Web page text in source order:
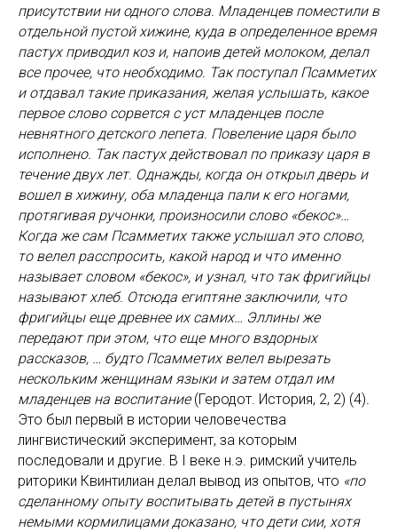
присутствии ни одного слова. Младенцев поместили в
отдельной пустой хижине, куда в определенное время
пастух приводил коз и, напоив детей молоком, делал
все прочее, что необходимо. Так поступал Псамметих
и отдавал такие приказания, желая услышать, какое
первое слово сорвется с уст младенцев после
невнятного детского лепета. Повеление царя было
исполнено. Так пастух действовал по приказу царя в
течение двух лет. Однажды, когда он открыл дверь и
вошел в хижину, оба младенца пали к его ногами,
протягивая ручонки, произносили слово «бекос»…
Когда же сам Псамметих также услышал это слово,
то велел расспросить, какой народ и что именно
называет словом «бекос», и узнал, что так фригийцы
называют хлеб. Отсюда египтяне заключили, что
фригийцы еще древнее их самих… Эллины же
передают при этом, что еще много вздорных
рассказов, … будто Псамметих велел вырезать
нескольким женщинам языки и затем отдал им
младенцев на воспитание (Геродот. История, 2, 2) (4).
Это был первый в истории человечества
лингвистический эксперимент, за которым
последовали и другие. В I веке н.э. римский учитель
риторики Квинтилиан делал вывод из опытов, что «по
сделанному опыту воспитывать детей в пустынях
немыми кормилицами доказано, что дети сии, хотя